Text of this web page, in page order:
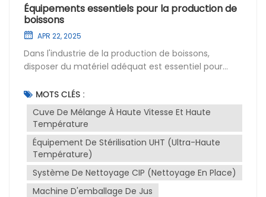
Équipements essentiels pour la production de
boissons
APR 22, 2025
Dans l'industrie de la production de boissons,
disposer du matériel adéquat est essentiel pour
produits. Voici quelques équipements clés et leur
importance : Système de double
filtrationAvantages : Ces systèmes permettent une
filtration continue et sans interruption. Pendant
qu’un filtre est en service, l’autre peut être nettoyé
ou remplacé.Fonction : Élimine efficacement les
impuretés et les particules des liquides tels que les
jus et l'eau, garantissant une eau claire et
MOTS CLÉS :
Cuve De Mélange À Haute Vitesse Et Haute
Température
Équipement De Stérilisation UHT (ultra-Haute
Température)
Système De Nettoyage CIP (nettoyage En Place)
Machine D'emballage De Jus